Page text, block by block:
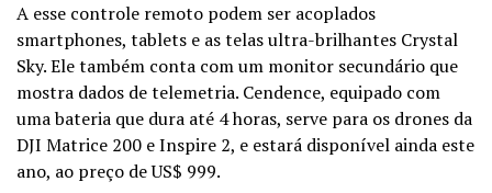
A esse controle remoto podem ser acoplados
smartphones, tablets e as telas ultra-brilhantes Crystal
Sky. Ele também conta com um monitor secundário que
mostra dados de telemetria. Cendence, equipado com
uma bateria que dura até 4 horas, serve para os drones da
DJI Matrice 200 e Inspire 2, e estará disponível ainda este
ano, ao preço de US$ 999.